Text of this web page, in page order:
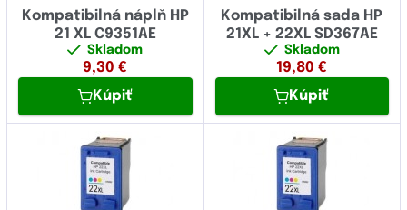
Kompatibilná náplň HP
21 XL C9351AE
Skladom
9,30 €
Kúpiť
Kompatibilná sada HP
21XL + 22XL SD367AE
Skladom
19,80 €
Kúpiť